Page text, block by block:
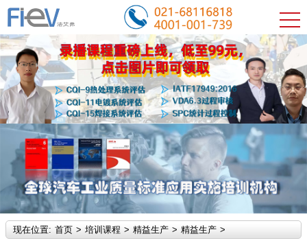
现在位置: 首页 > 培训课程 > 精益生产 > 精益生产 >